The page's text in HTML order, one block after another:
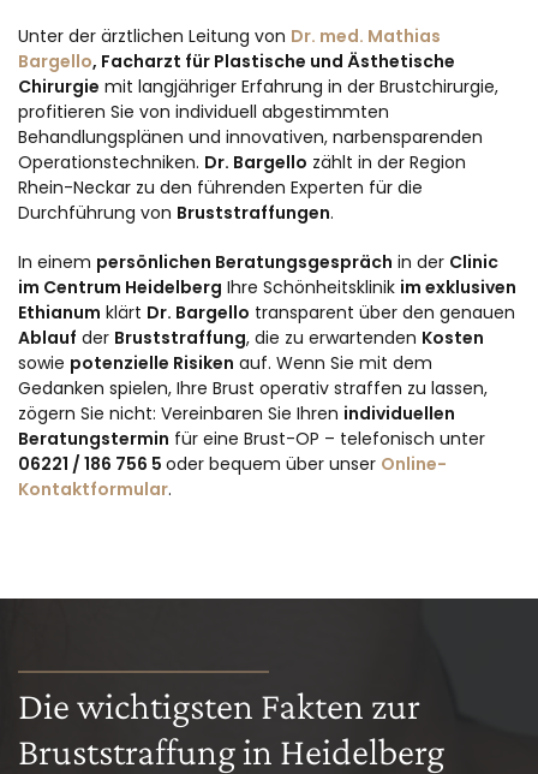
Unter der ärztlichen Leitung von Dr. med. Mathias
Bargello, Facharzt für Plastische und Ästhetische
Chirurgie mit langjähriger Erfahrung in der Brustchirurgie,
profitieren Sie von individuell abgestimmten
Behandlungsplänen und innovativen, narbensparenden
Operationstechniken. Dr. Bargello zählt in der Region
Rhein-Neckar zu den führenden Experten für die
Durchführung von Bruststraffungen.
In einem persönlichen Beratungsgespräch in der Clinic
im Centrum Heidelberg Ihre Schönheitsklinik im exklusiven
Ethianum klärt Dr. Bargello transparent über den genauen
Ablauf der Bruststraffung, die zu erwartenden Kosten
sowie potenzielle Risiken auf. Wenn Sie mit dem
Gedanken spielen, Ihre Brust operativ straffen zu lassen,
zögern Sie nicht: Vereinbaren Sie Ihren individuellen
Beratungstermin für eine Brust-OP – telefonisch unter
06221 / 186 756 5 oder bequem über unser Online-
Kontaktformular.
Die wichtigsten Fakten zur
Bruststraffung in Heidelberg